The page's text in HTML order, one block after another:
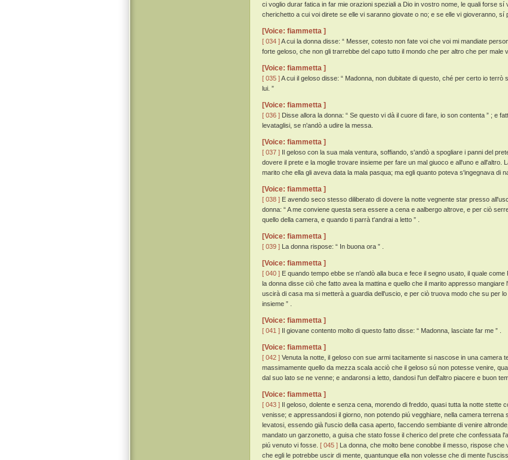
ci voglio durar fatica in far mie orazioni speziali a Dio in vostro nome, le quali forse
cherichetto a cui voi direte se elle vi saranno giovate o no; e se elle vi gioveranno, sí
[Voice: fiammetta ]
[ 034 ]A cui la donna disse: “ Messer, cotesto non fate voi che voi mi mandiate
forte geloso, che non gli trarrebbe del capo tutto il mondo che per altro che per male
[Voice: fiammetta ]
[ 035 ]A cui il geloso disse: “ Madonna, non dubitate di questo, ché per certo io
lui. ”
[Voice: fiammetta ]
[ 036 ] Disse allora la donna: “ Se questo vi dà il cuore di fare, io son contenta ” ; e
levataglisi, se n'andò a udire la messa.
[Voice: fiammetta ]
[ 037 ] Il geloso con la sua mala ventura, soffiando, s'andò a spogliare i panni del
dovere il prete e la moglie trovare insieme per fare un mal giuoco e all'uno e all'altro.
marito che ella gli aveva data la mala pasqua; ma egli quanto poteva s'ingegnava di
[Voice: fiammetta ]
[ 038 ] E avendo seco stesso diliberato di dovere la notte vegnente star presso
donna: “ A me conviene questa sera essere a cena e aalbergo altrove, e per ciò
quello della camera, e quando ti parrà t'andrai a letto ” .
[Voice: fiammetta ]
[ 039 ] La donna rispose: “ In buona ora ” .
[Voice: fiammetta ]
[ 040 ] E quando tempo ebbe se n'andò alla buca e fece il segno usato, il quale
la donna disse ciò che fatto avea la mattina e quello che il marito appresso
uscirà di casa ma si metterà a guardia dell'uscio, e per ciò truova modo che su per
insieme ” .
[Voice: fiammetta ]
[ 041 ] Il giovane contento molto di questo fatto disse: “ Madonna, lasciate far me ” .
[Voice: fiammetta ]
[ 042 ] Venuta la notte, il geloso con sue armi tacitamente si nascose in una camera
massimamente quello da mezza scala acciò che il geloso sú non potesse venire,
dal suo lato se ne venne; e andaronsi a letto, dandosi l'un dell'altro piacere e buon
[Voice: fiammetta ]
[ 043 ] Il geloso, dolente e senza cena, morendo di freddo, quasi tutta la notte stette
venisse; e appressandosi il giorno, non potendo piú vegghiare, nella camera terrena
levatosi, essendo già l'uscio della casa aperto, faccendo sembiante di venire
mandato un garzonetto, a guisa che stato fosse il cherico del prete che confessata
piú venuto vi fosse. [ 045 ] La donna, che molto bene conobbe il messo, rispose
che egli le potrebbe uscir di mente, quantunque ella non volesse che di mente